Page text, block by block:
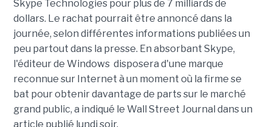
Skype Technologies pour plus de 7 milliards de
dollars. Le rachat pourrait être annoncé dans la
journée, selon différentes informations publiées un
peu partout dans la presse. En absorbant Skype,
l'éditeur de Windows disposera d'une marque
reconnue sur Internet à un moment où la firme se
bat pour obtenir davantage de parts sur le marché
grand public, a indiqué le Wall Street Journal dans un
article publié lundi soir.